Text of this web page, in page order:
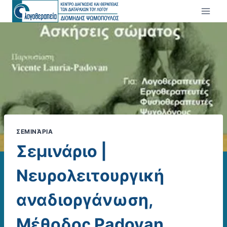
Skip
to
ΣΕΜΙΝΆΡΙΑ
Σεμινάριο |
Νευρολειτουργική
αναδιοργάνωση,